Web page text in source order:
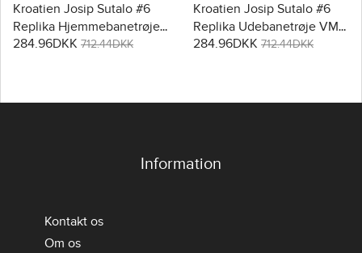
Kroatien Josip Sutalo #6
Replika Hjemmebanetrøje
VM 2026 Kortærmet
284.96DKK 712.44DKK
Kroatien Josip Sutalo #6
Replika Udebanetrøje VM
2026 Kortærmet
284.96DKK 712.44DKK
Information
Kontakt os
Om os